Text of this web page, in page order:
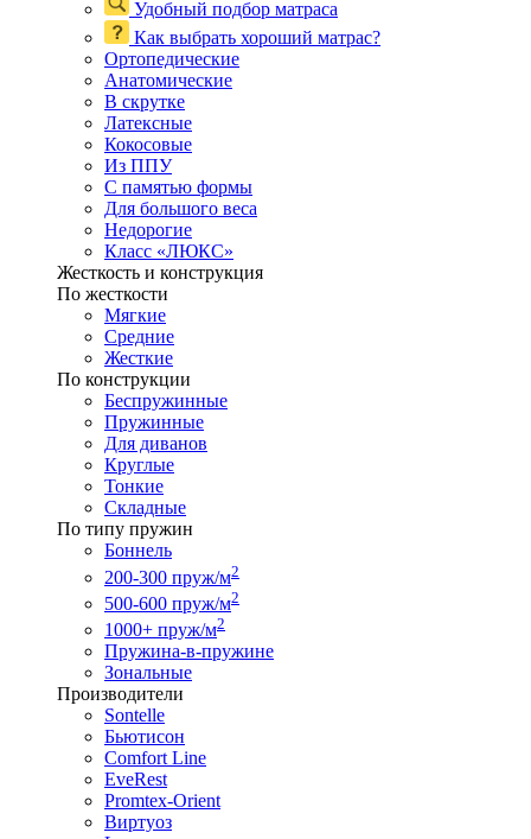
Удобный подбор матраса
Как выбрать хороший матрас?
Ортопедические
Анатомические
В скрутке
Латексные
Кокосовые
Из ППУ
С памятью формы
Для большого веса
Недорогие
Класс «ЛЮКС»
Жесткость и конструкция
По жесткости
Мягкие
Средние
Жесткие
По конструкции
Беспружинные
Пружинные
Для диванов
Круглые
Тонкие
Складные
По типу пружин
Боннель
200-300 пруж/м2
500-600 пруж/м2
1000+ пруж/м2
Пружина-в-пружине
Зональные
Производители
Sontelle
Бьютисон
Comfort Line
EveRest
Promtex-Orient
Виртуоз